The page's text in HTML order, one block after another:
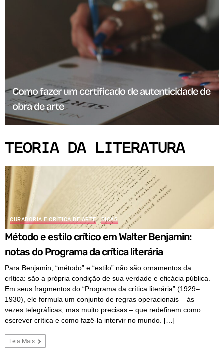
Como fazer um certificado de autenticidade de
obra de arte
TEORIA DA LITERATURA
CURADORIA E CRÍTICA DE ARTE DICAS
Método e estilo crítico em Walter Benjamin:
notas do Programa da crítica literária
Para Benjamin, “método” e “estilo” não são ornamentos da
crítica: são a própria condição de sua verdade e eficácia pública.
Em seus fragmentos do “Programa da crítica literária” (1929–
1930), ele formula um conjunto de regras operacionais – às
vezes telegráficas, mas muito precisas – que redefinem como
escrever crítica e como fazê-la intervir no mundo. […]
Leia Mais